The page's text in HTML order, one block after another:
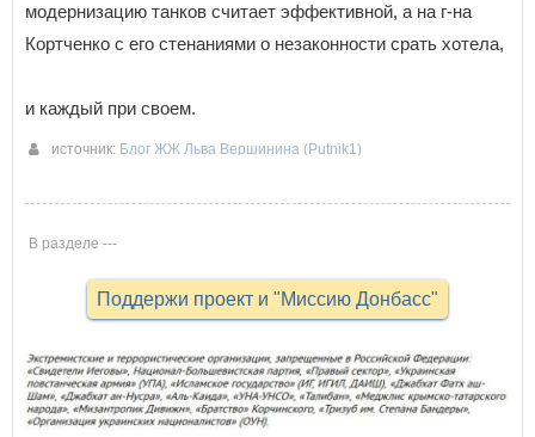
модернизацию танков считает эффективной, а на г-на
Кортченко с его стенаниями о незаконности срать хотела,
и каждый при своем.
источник: Блог ЖЖ Льва Вершинина (Putnik1)
В разделе ---
Поддержи проект и "Миссию Донбасс"